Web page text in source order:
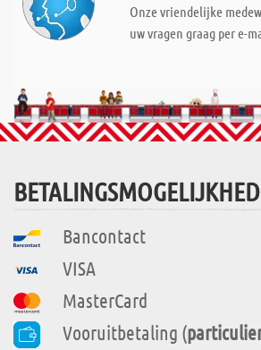
Onze vriendelijke
uw vragen graag per e-
Bancontact
VISA
MasterCard
Vooruitbetaling (